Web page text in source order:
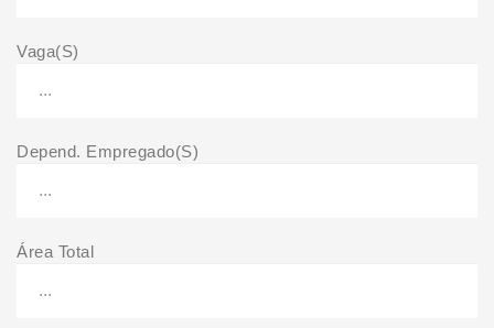
Vaga(S)
Depend. Empregado(S)
Área Total